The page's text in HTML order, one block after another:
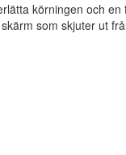
körningen och
som skjuter ut